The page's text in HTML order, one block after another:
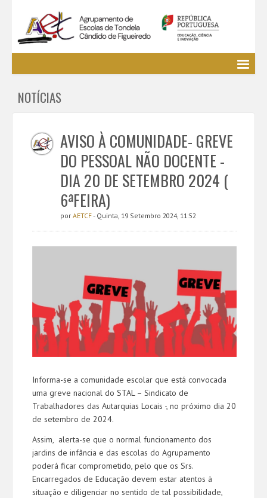
EE / Alunos
Cursos Profissionais
Bibliotecas
Media AETCF
Utilizador não identificado. (
NOTÍCIAS
AVISO À COMUNIDADE- GREVE
DO PESSOAL NÃO DOCENTE -
DIA 20 DE SETEMBRO 2024 (
6ªFEIRA)
por AETCF- Quinta, 19 Setembro 2024, 11:52
Informa-se a comunidade escolar que está convocada
uma greve nacional do STAL – Sindicato de
Trabalhadores das Autarquias Locais -, no próximo dia 20
de setembro de 2024.
Assim, alerta-se que o normal funcionamento dos
jardins de infância e das escolas do Agrupamento
poderá ficar comprometido, pelo que os Srs.
Encarregados de Educação devem estar atentos à
situação e diligenciar no sentido de tal possibilidade,